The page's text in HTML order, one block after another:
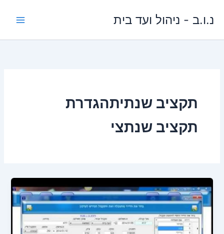
לתוכןנ.ו.ב - ניהול ועד בית
תקציב שנתיתהגדרת
תקציב שנתצי